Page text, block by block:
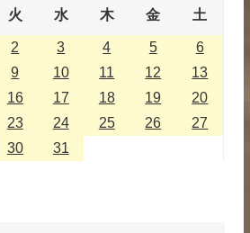
火 水 木 金 土
2 3 4 5
6
9 10 11 12
13
16 17 18 19
20
23 24 25 26
27
30 31